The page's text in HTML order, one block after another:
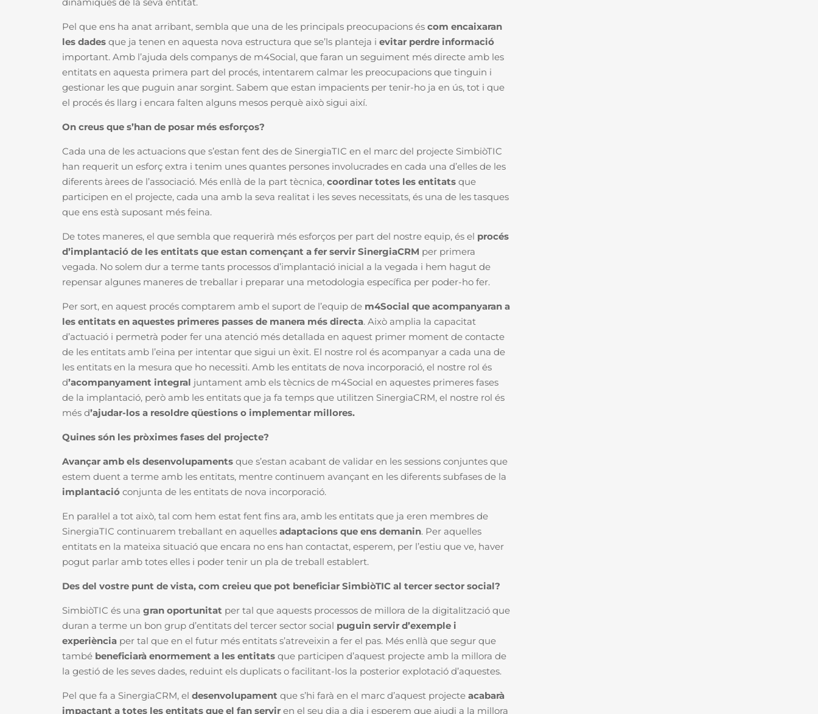
Pel que ens ha anat arribant, sembla que una de les principals preocupacions és com encaixaran
les dades que ja tenen en aquesta nova estructura que se’ls planteja i evitar perdre informació
important. Amb l’ajuda dels companys de m4Social, que faran un seguiment més directe amb les
entitats en aquesta primera part del procés, intentarem calmar les preocupacions que tinguin i
gestionar les que puguin anar sorgint. Sabem que estan impacients per tenir-ho ja en ús, tot i que
el procés és llarg i encara falten alguns mesos perquè això sigui així.
On creus que s’han de posar més esforços?
Cada una de les actuacions que s’estan fent des de SinergiaTIC en el marc del projecte SimbiòTIC
han requerit un esforç extra i tenim unes quantes persones involucrades en cada una d’elles de les
diferents àrees de l’associació. Més enllà de la part tècnica, coordinar totes les entitats que
participen en el projecte, cada una amb la seva realitat i les seves necessitats, és una de les tasques
que ens està suposant més feina.
De totes maneres, el que sembla que requerirà més esforços per part del nostre equip, és el procés
d’implantació de les entitats que estan començant a fer servir SinergiaCRM per primera
vegada. No solem dur a terme tants processos d’implantació inicial a la vegada i hem hagut de
repensar algunes maneres de treballar i preparar una metodologia específica per poder-ho fer.
Per sort, en aquest procés comptarem amb el suport de l’equip de m4Social que acompanyaran a
les entitats en aquestes primeres passes de manera més directa. Això amplia la capacitat
d’actuació i permetrà poder fer una atenció més detallada en aquest primer moment de contacte
de les entitats amb l’eina per intentar que sigui un èxit. El nostre rol és acompanyar a cada una de
les entitats en la mesura que ho necessiti. Amb les entitats de nova incorporació, el nostre rol és
d’acompanyament integral juntament amb els tècnics de m4Social en aquestes primeres fases
de la implantació, però amb les entitats que ja fa temps que utilitzen SinergiaCRM, el nostre rol és
més d’ajudar-los a resoldre qüestions o implementar millores.
Quines són les pròximes fases del projecte?
Avançar amb els desenvolupaments que s’estan acabant de validar en les sessions conjuntes que
estem duent a terme amb les entitats, mentre continuem avançant en les diferents subfases de la
implantació conjunta de les entitats de nova incorporació.
En paral·lel a tot això, tal com hem estat fent fins ara, amb les entitats que ja eren membres de
SinergiaTIC continuarem treballant en aquelles adaptacions que ens demanin. Per aquelles
entitats en la mateixa situació que encara no ens han contactat, esperem, per l’estiu que ve, haver
pogut parlar amb totes elles i poder tenir un pla de treball establert.
Des del vostre punt de vista, com creieu que pot beneficiar SimbiòTIC al tercer sector social?
SimbiòTIC és una gran oportunitat per tal que aquests processos de millora de la digitalització que
duran a terme un bon grup d’entitats del tercer sector social puguin servir d’exemple i
experiència per tal que en el futur més entitats s’atreveixin a fer el pas. Més enllà que segur que
també beneficiarà enormement a les entitats que participen d’aquest projecte amb la millora de
la gestió de les seves dades, reduint els duplicats o facilitant-los la posterior explotació d’aquestes.
Pel que fa a SinergiaCRM, el desenvolupament que s’hi farà en el marc d’aquest projecte acabarà
impactant a totes les entitats que el fan servir en el seu dia a dia i esperem que ajudi a la millora